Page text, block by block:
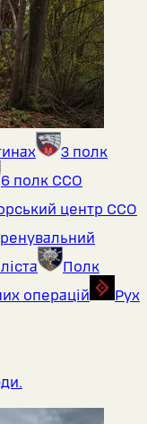
3 полк
6 полк ССО
центр ССО
Полк
операцій
Рух